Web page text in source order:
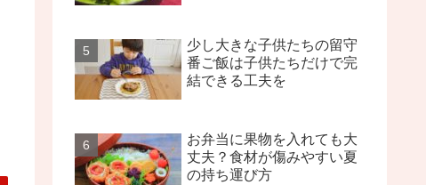
少し大きな子供たちの留守
番ご飯は子供たちだけで完
結できる工夫を
お弁当に果物を入れても大
丈夫？食材が傷みやすい夏
の持ち運び方